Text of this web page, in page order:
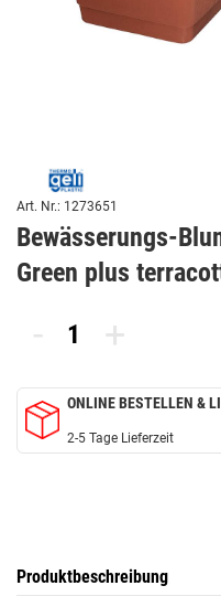
Art. Nr.: 1273651
Bewässerungs-
Green plus
- +
ONLINE BESTELLEN &
2-5 Tage Lieferzeit
Produktbeschreibung